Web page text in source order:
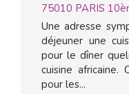
75010 PARIS
Une adresse
déjeuner une
pour le dîner
cuisine africaine.
pour les...